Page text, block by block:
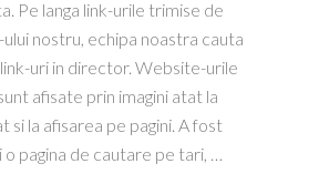
Pe langa link-urile trimise de
nostru, echipa noastra cauta
link-uri in director. Website-urile
afisate prin imagini atat la
si la afisarea pe pagini. A fost
o pagina de cautare pe tari, …